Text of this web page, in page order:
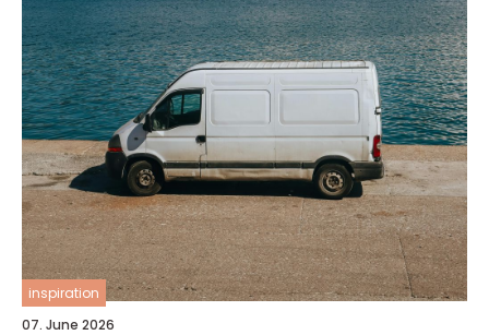
inspiration
07. June 2026